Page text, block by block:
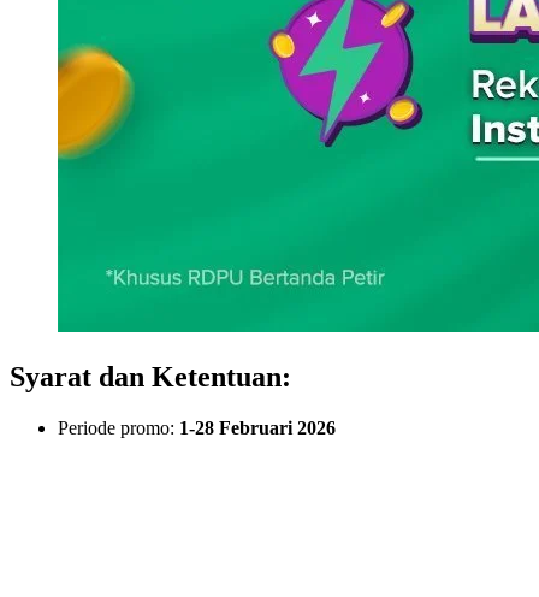
Syarat dan Ketentuan:
Periode promo: 1-28 Februari 2026